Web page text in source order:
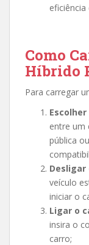
eficiência
Como
Híbrido
Para carregar
Escolher
entre um
pública
Desligar
veículo
iniciar o
Ligar o
insira o
carro;